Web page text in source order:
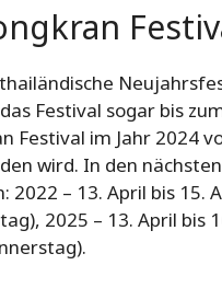
Festival sogar bis
Festival im Jahr 2024
wird. In den
– 13. April bis 15.
2025 – 13. April bis